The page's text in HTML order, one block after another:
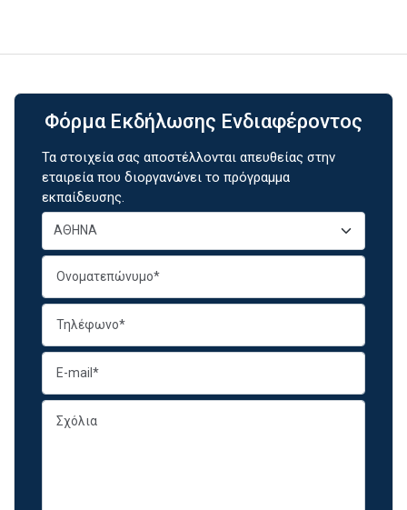
Φόρμα Εκδήλωσης Ενδιαφέροντος
Τα στοιχεία σας αποστέλλονται απευθείας στην
εταιρεία που διοργανώνει το πρόγραμμα
εκπαίδευσης.